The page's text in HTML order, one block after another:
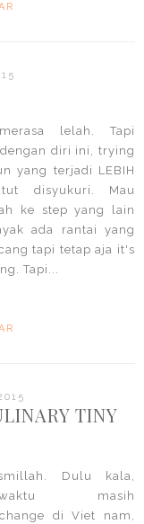
lelah. Tapi
diri ini, trying
yang terjadi LEBIH
disyukuri. Mau
ke step yang lain
ada rantai yang
tapi tetap aja it's
Tapi...
TINY
Dulu kala,
masih
di Viet nam,